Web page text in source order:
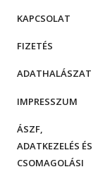
KAPCSOLAT
FIZETÉS
ADATHALÁSZAT
IMPRESSZUM
ÁSZF,
ADATKEZELÉS ÉS
CSOMAGOLÁSI